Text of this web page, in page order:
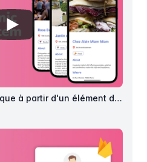
View details forCréer une
Créer une page dynamique à partir d'un élément de collection